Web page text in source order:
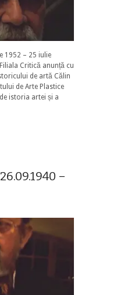
1952 – 25 iulie
Critică anunță cu
de artă Călin
de Arte Plastice
istoria artei și a
–